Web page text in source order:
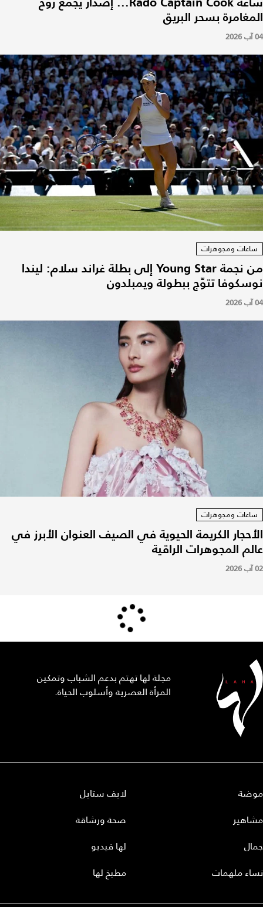
المغامرة بسحر البريق
04 آب 2026
ساعات ومجوهرات
من نجمة Young Star إلى بطلة غراند سلام: ليندا
نوسكوفا تتوّج ببطولة ويمبلدون
04 آب 2026
ساعات ومجوهرات
الأحجار الكريمة الحيوية في الصيف العنوان الأبرز في
عالم المجوهرات الراقية
02 آب 2026
مجلة لها تهتم بدعم الشباب وتمكين
المرأة العصرية وأسلوب الحياة.
موضة
مشاهير
جمال
نساء ملهمات
لايف ستايل
صحة ورشاقة
لها فيديو
مطبخ لها